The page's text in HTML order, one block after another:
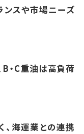
ンスや市場ニーズ
・C重油は高負荷
、海運業との連携